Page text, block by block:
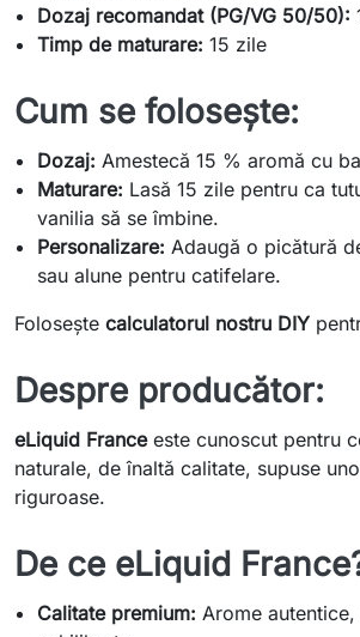
Dozaj recomandat (PG/VG 50/50):
Timp de maturare: 15 zile
Cum se folosește:
Dozaj: Amestecă 15 % aromă cu
Maturare: Lasă 15 zile pentru ca
vanilia să se îmbine.
Personalizare: Adaugă o picătură
sau alune pentru catifelare.
Folosește calculatorul nostru DIY
Despre producător:
eLiquid Franceeste cunoscut pentru
naturale, de înaltă calitate, supuse
riguroase.
De ce eLiquid
Calitate premium: Arome